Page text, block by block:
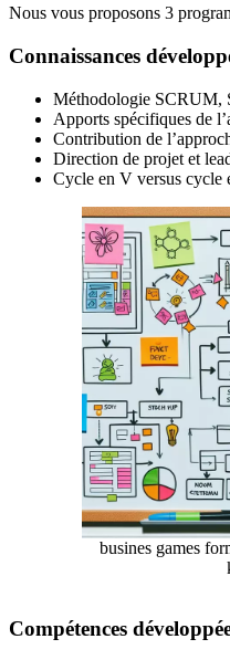
Nous vous proposons 3
Connaissances
Méthodologie SCRUM,
Apports spécifiques de
Contribution de
Direction de projet et
Cycle en V versus cycle
busines games
Compétences